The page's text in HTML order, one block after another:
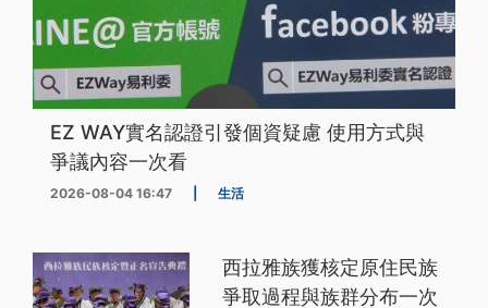
EZ WAY實名認證引發個資疑慮 使用方式與
爭議內容一次看
2026-08-04 16:47 生活
西拉雅族獲核定原住民族
爭取過程與族群分布一次